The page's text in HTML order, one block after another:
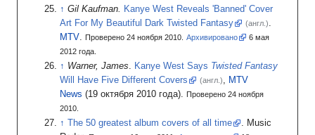
Gil Kaufman.
Kanye West Reveals 'Banned' Cover
Art For My Beautiful Dark Twisted Fantasy
(англ.)
MTV
Проверено 24 ноября 2010. Архивировано 6 мая
2012 года.
Warner, James. Kanye West Says Twisted Fantasy
Will Have Five Different Covers
(англ.), MTV
News (19 октября 2010 года). Проверено 24 ноября
2010.
The 50 greatest album covers of all time . Music